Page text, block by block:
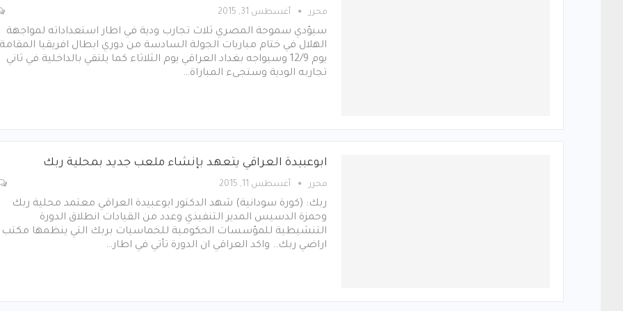
محرر أغسطس 31, 2015
سيؤدي سموحة المصري ثلاث تجارب ودية في اطار استعداداته لمواجهة
الهلال في ختام مباريات الجولة السادسة من دوري ابطال افريقيا المقامة
يوم 12/9 وسيواجه بغداد العراقي يوم الثلاثاء كما يلتقي بالداخلية في ثاني
تجاربه الودية وستجىء المباراة…
ابوعبيدة العراقي يتعهد بإنشاء ملعب جديد بمحلية ربك
محرر أغسطس 11, 2015
ربك: (كورة سودانية) شهد الدكتور ابوعبيدة العراقي معتمد محلية ربك
وحمزة الدسيس المدير التنفيذي وعدد من القيادات انطلاق الدورة
التنشيطية للمؤسسات الحكومية للخماسيات بربك التي ينظمها مكتب
اراضي ربك.. واكد العراقي ان الدورة تأتي في اطار…